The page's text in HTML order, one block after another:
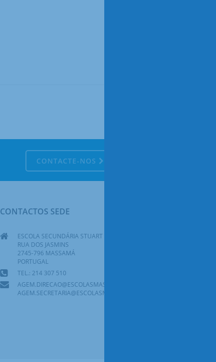
CONTACTE-NOS
CONTACTOS SEDE
ESCOLA SECUNDÁRIA STUART CARVALHAIS
RUA DOS JASMINS
2745-796 MASSAMÁ
PORTUGAL
TEL.: 214 307 510
AGEM.DIRECAO@ESCOLASMASSAMA.PT
AGEM.SECRETARIA@ESCOLASMASSAMA.PT